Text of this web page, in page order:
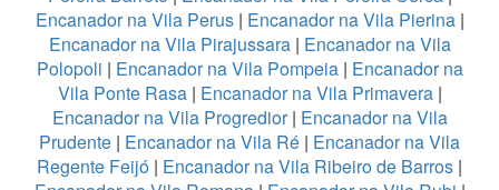
Encanador na Vila Perus| Encanador na Vila Pierina|
Encanador na Vila Pirajussara| Encanador na Vila
Polopoli | Encanador na Vila Pompeia| Encanador na
Vila Ponte Rasa| Encanador na Vila Primavera|
Encanador na Vila Progredior| Encanador na Vila
Prudente | Encanador na Vila Ré | Encanador na Vila
Regente Feijó | Encanador na Vila Ribeiro de Barros |